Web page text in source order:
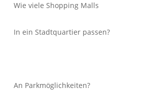
Wie viele Shopping Malls
In ein Stadtquartier passen?
An Parkmöglichkeiten?